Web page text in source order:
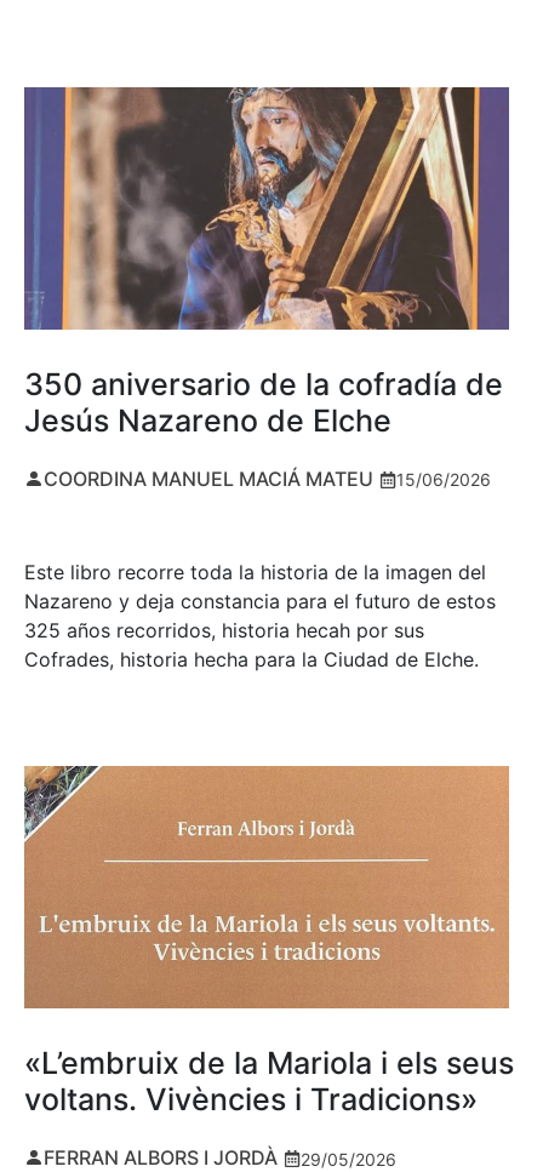
350 aniversario de la cofradía de
Jesús Nazareno de Elche
COORDINA MANUEL MACIÁ MATEU 15/06/2026
Este libro recorre toda la historia de la imagen del
Nazareno y deja constancia para el futuro de estos
325 años recorridos, historia hecah por sus
Cofrades, historia hecha para la Ciudad de Elche.
«L’embruix de la Mariola i els seus
voltans. Vivències i Tradicions»
FERRAN ALBORS I JORDÀ 29/05/2026